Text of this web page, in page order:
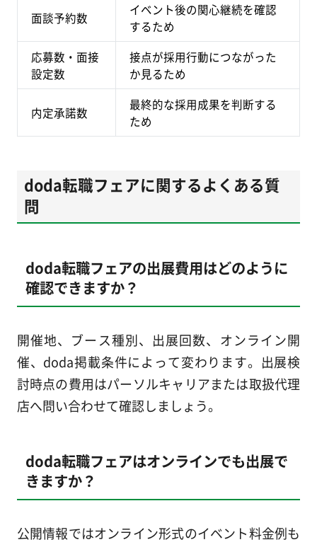
面談予約数
イベント後の関心継続を確認
するため
応募数・面接
設定数
接点が採用行動につながった
か見るため
内定承諾数
最終的な採用成果を判断する
ため
doda転職フェアに関するよくある質
問
doda転職フェアの出展費用はどのように
確認できますか？
開催地、ブース種別、出展回数、オンライン開
催、doda掲載条件によって変わります。出展検
討時点の費用はパーソルキャリアまたは取扱代理
店へ問い合わせて確認しましょう。
doda転職フェアはオンラインでも出展で
きますか？
公開情報ではオンライン形式のイベント料金例も